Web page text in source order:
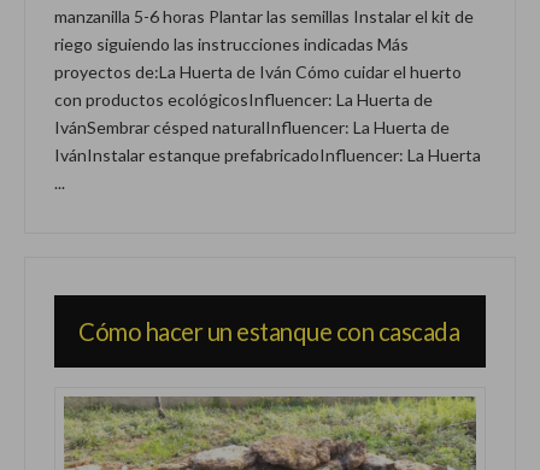
manzanilla 5-6 horas Plantar las semillas Instalar el kit de
riego siguiendo las instrucciones indicadas Más
proyectos de:La Huerta de Iván Cómo cuidar el huerto
con productos ecológicosInfluencer: La Huerta de
IvánSembrar césped naturalInfluencer: La Huerta de
IvánInstalar estanque prefabricadoInfluencer: La Huerta
...
Cómo hacer un estanque con cascada